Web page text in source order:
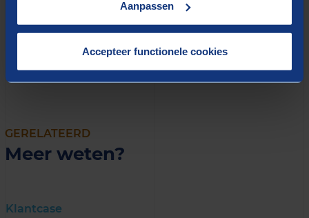
Aanpassen
Accepteer functionele cookies
maken welke stappen de gemeente gaat zetten in de
samenwerking op het gebied van collectieve warmte.
GERELATEERD
Meer weten?
Klantcase